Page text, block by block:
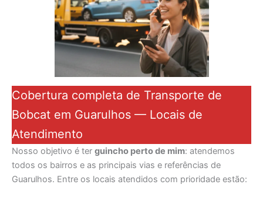
Cobertura completa de Transporte de
Bobcat em Guarulhos — Locais de
Atendimento
Nosso objetivo é ter guincho perto de mim: atendemos
todos os bairros e as principais vias e referências de
Guarulhos. Entre os locais atendidos com prioridade estão: